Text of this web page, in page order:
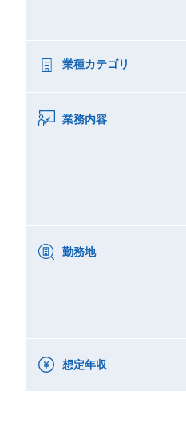
業種カテゴリ
業務内容
勤務地
想定年収